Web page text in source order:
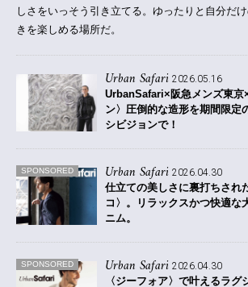
しさをいっそう引き立てる。ゆったりと自分だ
きを楽しめる場所だ。
Urban Safari 2026.05.16
UrbanSafari×阪急メンズ東京
ン〉 圧倒的な造形を期間限定
シビジョンで！
SPONSORED Urban Safari 2026.04.30
仕立ての美しさに裏打ちされ
コ〉。
リラックスかつ快適な
ニム。
SPONSORED Urban Safari 2026.04.30
〈ジーフォア〉で叶えるラグ